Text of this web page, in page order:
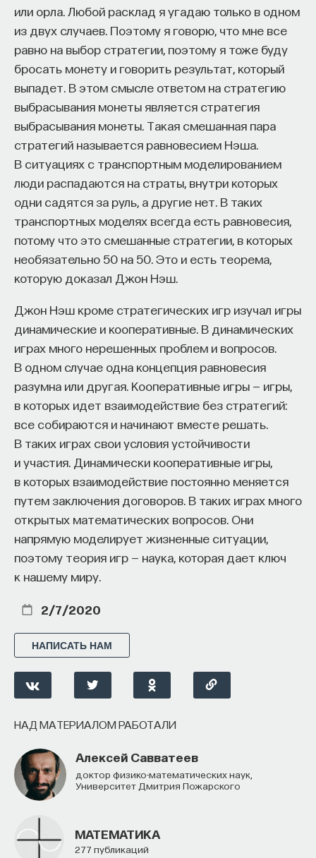
или орла. Любой расклад я угадаю только в одном
из двух случаев. Поэтому я говорю, что мне все
равно на выбор стратегии, поэтому я тоже буду
бросать монету и говорить результат, который
выпадет. В этом смысле ответом на стратегию
выбрасывания монеты является стратегия
выбрасывания монеты. Такая смешанная пара
стратегий называется равновесием Нэша.
В ситуациях с транспортным моделированием
люди распадаются на страты, внутри которых
одни садятся за руль, а другие нет. В таких
транспортных моделях всегда есть равновесия,
потому что это смешанные стратегии, в которых
необязательно 50 на 50. Это и есть теорема,
которую доказал Джон Нэш.
Джон Нэш кроме стратегических игр изучал игры
динамические и кооперативные. В динамических
играх много нерешенных проблем и вопросов.
В одном случае одна концепция равновесия
разумна или другая. Кооперативные игры — игры,
в которых идет взаимодействие без стратегий:
все собираются и начинают вместе решать.
В таких играх свои условия устойчивости
и участия. Динамически кооперативные игры,
в которых взаимодействие постоянно меняется
путем заключения договоров. В таких играх много
открытых математических вопросов. Они
напрямую моделирует жизненные ситуации,
поэтому теория игр — наука, которая дает ключ
к нашему миру.
2/7/2020
НАПИСАТЬ НАМ
НАД МАТЕРИАЛОМ РАБОТАЛИ
Алексей Савватеев
доктор физико-математических наук,
Университет Дмитрия Пожарского
МАТЕМАТИКА
277 публикаций